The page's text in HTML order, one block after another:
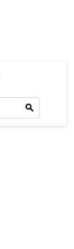
search